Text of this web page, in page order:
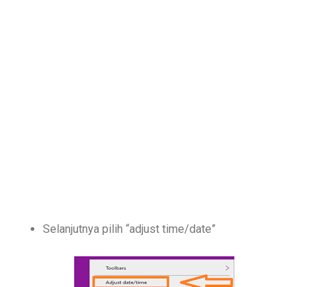
Selanjutnya pilih “adjust time/date”